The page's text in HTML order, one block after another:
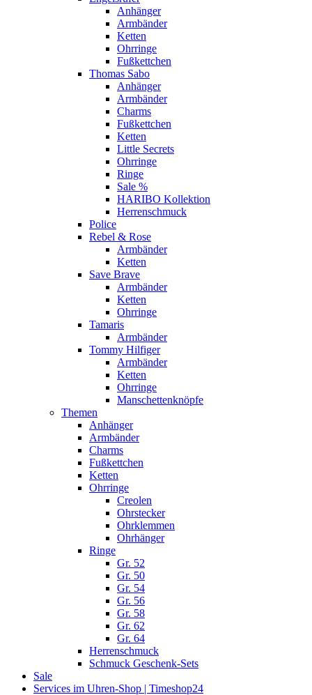
Anhänger
Armbänder
Ketten
Ohrringe
Fußkettchen
Thomas Sabo
Anhänger
Armbänder
Charms
Fußkettchen
Ketten
Little Secrets
Ohrringe
Ringe
Sale %
HARIBO Kollektion
Herrenschmuck
Police
Rebel & Rose
Armbänder
Ketten
Save Brave
Armbänder
Ketten
Ohrringe
Tamaris
Armbänder
Tommy Hilfiger
Armbänder
Ketten
Ohrringe
Manschettenknöpfe
Themen
Anhänger
Armbänder
Charms
Fußkettchen
Ketten
Ohrringe
Creolen
Ohrstecker
Ohrklemmen
Ohrhänger
Ringe
Gr. 52
Gr. 50
Gr. 54
Gr. 56
Gr. 58
Gr. 62
Gr. 64
Herrenschmuck
Schmuck Geschenk-Sets
Sale
Services im Uhren-Shop | Timeshop24